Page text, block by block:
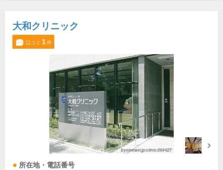
大和クリニック
口コミ 1件
所在地・電話番号